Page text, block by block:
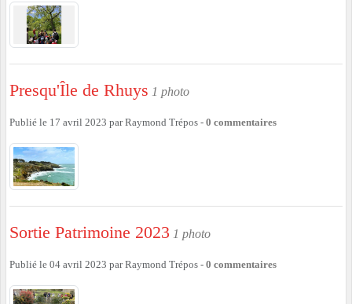
Presqu'Île de Rhuys 1 photo
Publié le 17 avril 2023 parRaymond Trépos - 0 commentaires
Sortie Patrimoine 2023 1 photo
Publié le 04 avril 2023 parRaymond Trépos - 0 commentaires